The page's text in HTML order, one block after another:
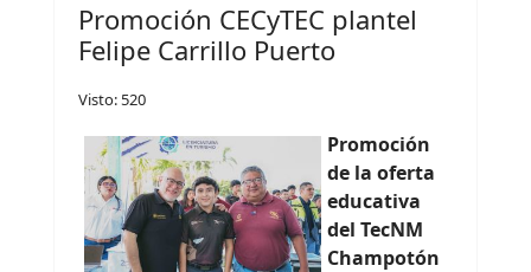
Promoción CECyTEC plantel
Felipe Carrillo Puerto
Visto: 520
Promoción
de la oferta
educativa
del TecNM
Champotón